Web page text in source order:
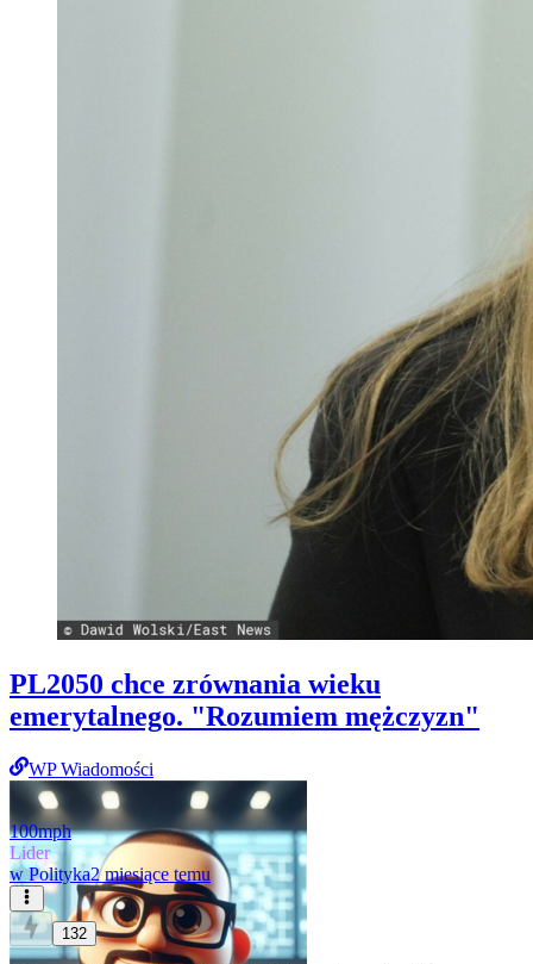
PL2050 chce zrównania wieku
emerytalnego. "Rozumiem mężczyzn"
WP Wiadomości
100mph
Lider
w Polityka2 miesiące temu
132